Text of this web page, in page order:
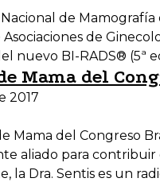
Nacional de
Asociaciones de
nuevo BI-RADS® (5ª
Mama del
2017
Mama del Congreso
aliado para contribuir
la Dra. Sentis es un